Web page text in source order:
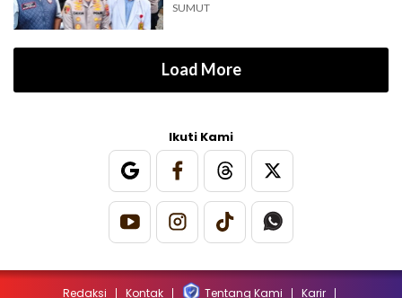
SUMUT
Load More
Ikuti Kami
Redaksi Kontak Tentang Kami Karir